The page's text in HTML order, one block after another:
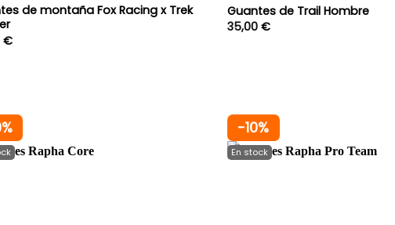
de montaña Fox Racing x Trek
€
Guantes de Trail Hombre
35,00 €
-10%